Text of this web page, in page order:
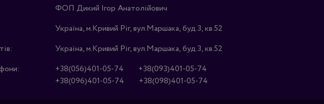
ФОП Дикий Ігор Анатолійович
Україна, м.Кривий Ріг, вул.Маршака, буд.3, кв.52
Україна, м.Кривий Ріг, вул.Маршака, буд.3, кв.52
+38(056)401-05-74
+38(093)401-05-74
+38(096)401-05-74
+38(098)401-05-74